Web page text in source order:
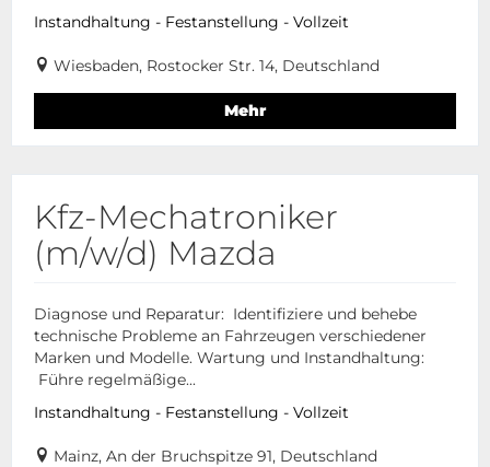
Instandhaltung - Festanstellung - Vollzeit
Wiesbaden, Rostocker Str. 14, Deutschland
Mehr
Kfz-Mechatroniker
(m/w/d) Mazda
Diagnose und Reparatur: Identifiziere und behebe
technische Probleme an Fahrzeugen verschiedener
Marken und Modelle. Wartung und Instandhaltung:
Führe regelmäßige...
Instandhaltung - Festanstellung - Vollzeit
Mainz, An der Bruchspitze 91, Deutschland